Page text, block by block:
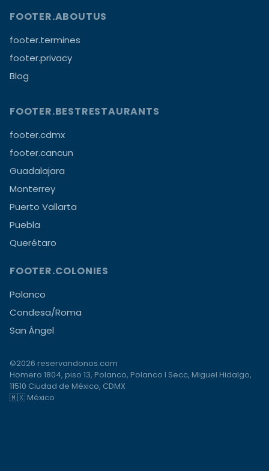
FOOTER.ABOUTUS
footer.termines
footer.privacy
Blog
FOOTER.BESTRESTAURANTS
footer.cdmx
footer.cancun
Guadalajara
Monterrey
Puerto Vallarta
Puebla
Querétaro
FOOTER.COLONIES
Polanco
Condesa/Roma
San Ángel
©2026 reservandonos.com
Homero 1804, piso 13, Polanco, Polanco I Secc, Miguel Hidalgo,
11510 Ciudad de México, CDMX
🇲🇽 México